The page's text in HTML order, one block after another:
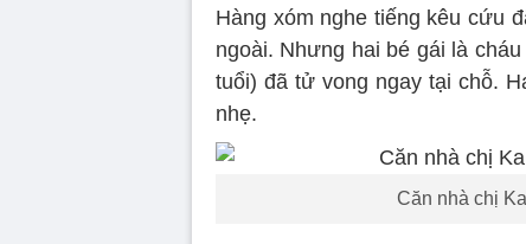
Hàng xóm nghe tiếng kêu cứu
ngoài. Nhưng hai bé gái là
tuổi) đã tử vong ngay tại chỗ.
nhẹ.
Căn nhà chị